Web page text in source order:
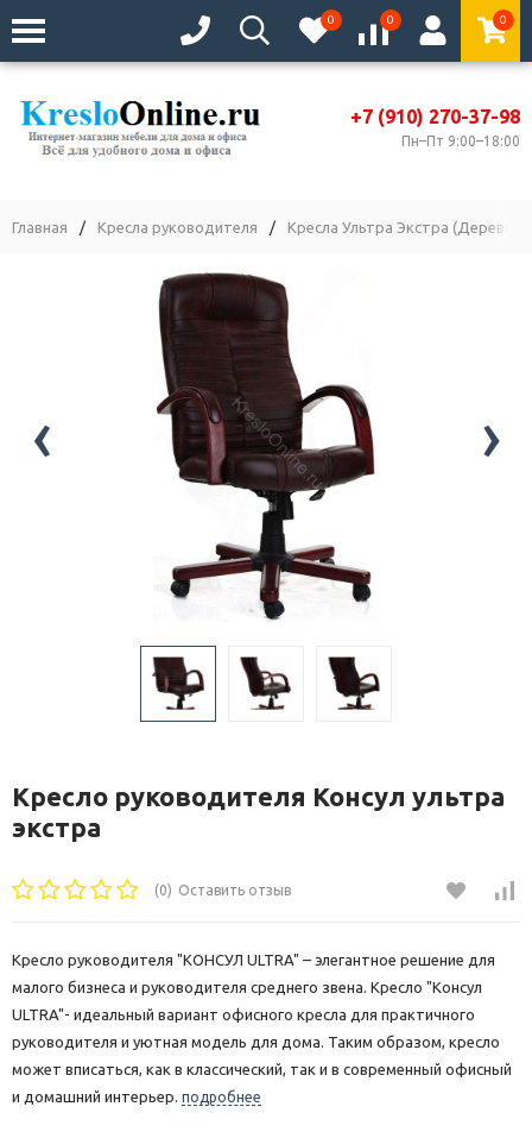
0 0 0
+7 (910) 270-37-98
Пн–Пт 9:00–18:00
Главная / Кресла руководителя / Кресла Ультра Экстра (Дерево)
‹ ›
Кресло руководителя Консул ультра
экстра
(0) Оставить отзыв
Кресло руководителя "КОНСУЛ ULTRA" – элегантное решение для
малого бизнеса и руководителя среднего звена. Кресло "Консул
ULTRA"- идеальный вариант офисного кресла для практичного
руководителя и уютная модель для дома. Таким образом, кресло
может вписаться, как в классический, так и в современный офисный
и домашний интерьер. подробнее